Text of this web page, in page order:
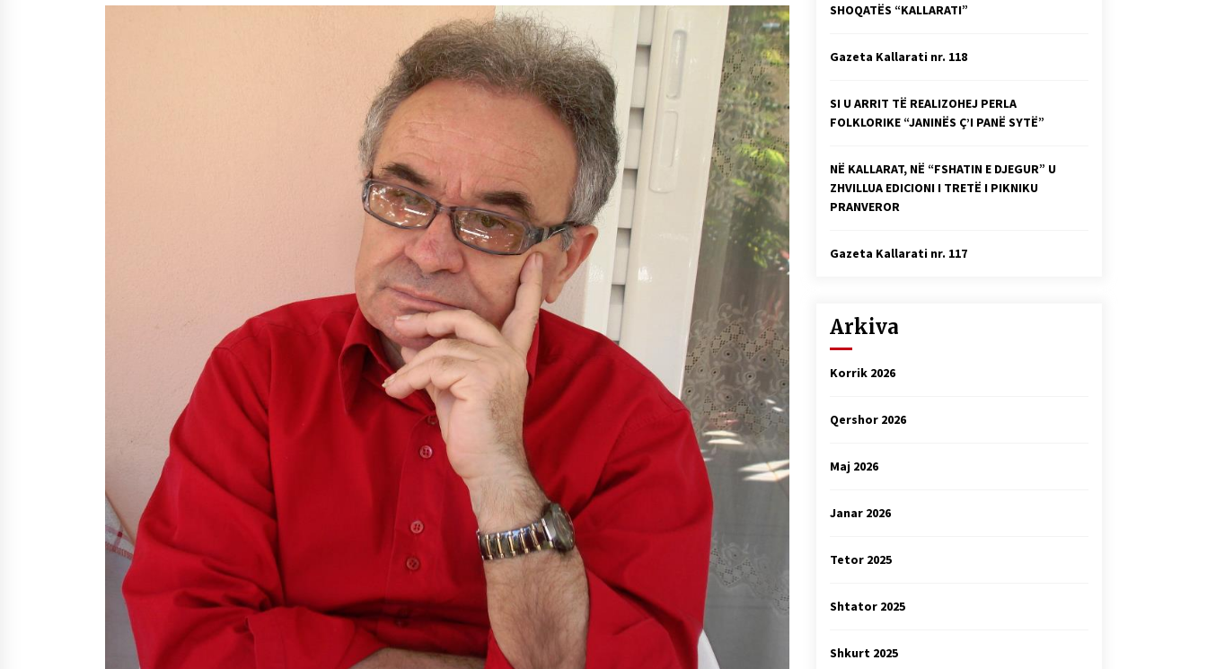
Gazeta Kallarati nr. 115
14/10/2025
Faksimilet e një 83 vjetori lufte:
04/10/2025
– ËNGJËLL HASIMAJ – “KUJTIMET E
MIA PËR KALLARATIN SI MËSUES I
MATEMATIKËS, POR EDHE SI NJË
BANOR I PËRKOHSHËM I TIJ”
12/09/2025
Gazeta Kallarati nr. 114
06/02/2025
SHOQATËS “KALLARATI”
Gazeta Kallarati nr. 118
SI U ARRIT TË REALIZOHEJ PERLA
FOLKLORIKE “JANINËS Ç’I PANË SYTË”
NË KALLARAT, NË “FSHATIN E DJEGUR” U
ZHVILLUA EDICIONI I TRETË I PIKNIKU
PRANVEROR
Gazeta Kallarati nr. 117
Arkiva
Korrik 2026
Qershor 2026
Maj 2026
Janar 2026
Tetor 2025
Shtator 2025
Shkurt 2025